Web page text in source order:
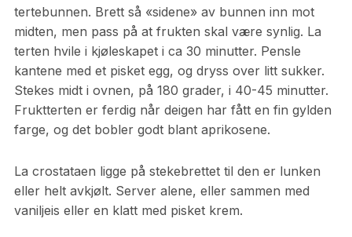
tertebunnen. Brett så «sidene» av bunnen inn mot
midten, men pass på at frukten skal være synlig. La
terten hvile i kjøleskapet i ca 30 minutter. Pensle
kantene med et pisket egg, og dryss over litt sukker.
Stekes midt i ovnen, på 180 grader, i 40-45 minutter.
Fruktterten er ferdig når deigen har fått en fin gylden
farge, og det bobler godt blant aprikosene.
La crostataen ligge på stekebrettet til den er lunken
eller helt avkjølt. Server alene, eller sammen med
vaniljeis eller en klatt med pisket krem.